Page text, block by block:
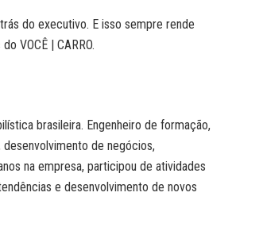
do executivo. E isso sempre rende
VOCÊ | CARRO.
brasileira. Engenheiro de formação,
desenvolvimento de negócios,
na empresa, participou de atividades
e desenvolvimento de novos